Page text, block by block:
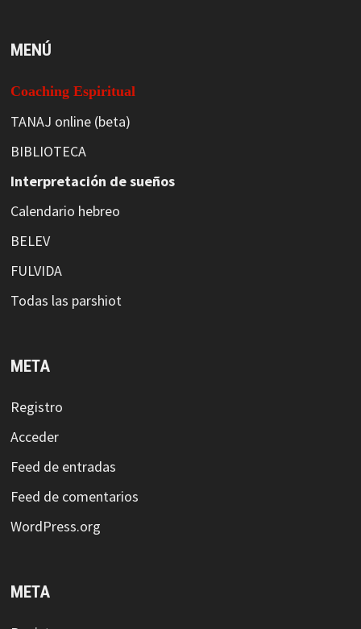
MENÚ
Coaching Espiritual
TANAJ online (beta)
BIBLIOTECA
Interpretación de sueños
Calendario hebreo
BELEV
FULVIDA
Todas las parshiot
META
Registro
Acceder
Feed de entradas
Feed de comentarios
WordPress.org
META